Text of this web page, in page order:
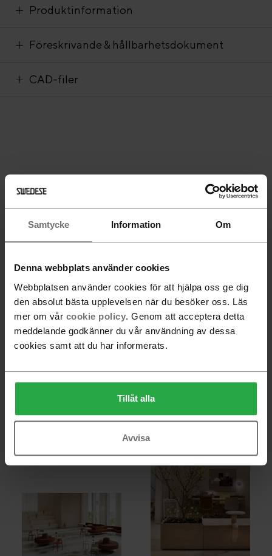
Samtycke Information Om
Denna webbplats använder cookies
Webbplatsen använder cookies för att hjälpa oss ge dig
den absolut bästa upplevelsen när du besöker oss. Läs
mer om vår cookie policy. Genom att acceptera detta
meddelande godkänner du vår användning av dessa
cookies samt att du har informerats.
Tillåt alla
Avvisa
Produktinformation
Föreskrivande & hållbarhetsdokument
CAD-filer